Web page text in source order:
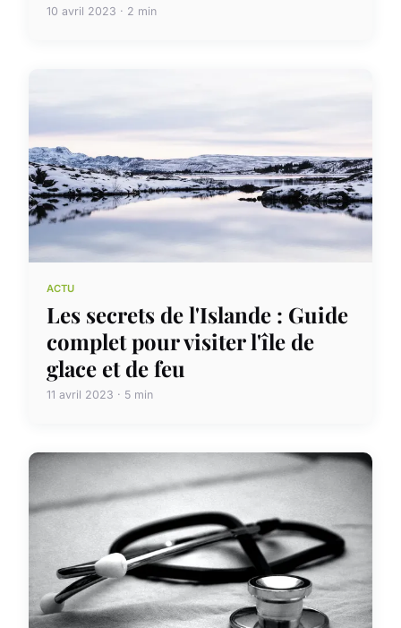
10 avril 2023 · 2 min
ACTU
Les secrets de l'Islande : Guide
complet pour visiter l'île de
glace et de feu
11 avril 2023 · 5 min